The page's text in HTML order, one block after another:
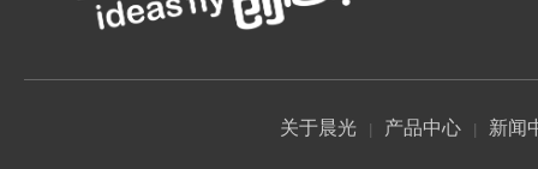
关于晨光 产品中心 新闻